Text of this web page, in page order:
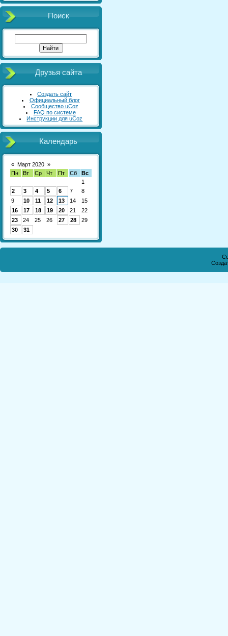
Поиск
Друзья сайта
Создать сайт
Официальный блог
Сообщество uCoz
FAQ по системе
Инструкции для uCoz
Календарь
« Март 2020 »
Пн
Вт Ср Чт Пт Сб
Вс
1
2
3 4 5 6 7
8
9
10 11 12 13 14
15
16
17 18 19 20 21
22
23
24 25 26 27 28
29
30
31